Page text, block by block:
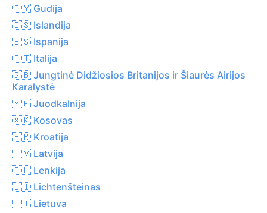
🇧🇾 Gudija
🇮🇸 Islandija
🇪🇸 Ispanija
🇮🇹 Italija
🇬🇧 Jungtinė Didžiosios Britanijos ir Šiaurės Airijos
Karalystė
🇲🇪 Juodkalnija
🇽🇰 Kosovas
🇭🇷 Kroatija
🇱🇻 Latvija
🇵🇱 Lenkija
🇱🇮 Lichtenšteinas
🇱🇹 Lietuva